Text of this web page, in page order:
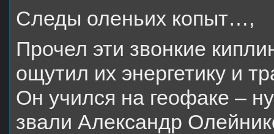
Следы оленьих копыт…,
Прочел эти звонкие
ощутил их энергетику и
Он учился на геофаке –
звали Александр